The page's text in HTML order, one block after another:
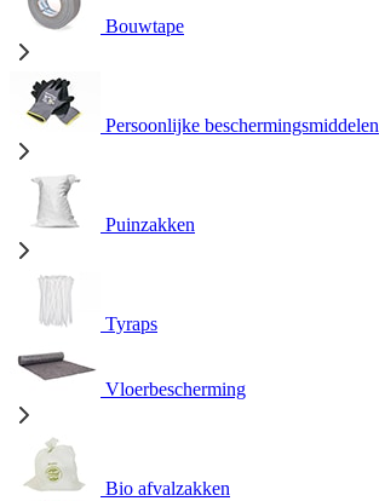
Bouwtape
Persoonlijke beschermingsmiddelen
Puinzakken
Tyraps
Vloerbescherming
Bio afvalzakken